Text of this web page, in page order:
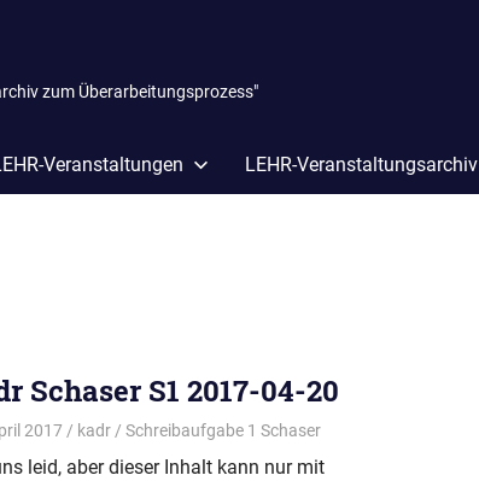
zum Überarbeitungsprozess"
Veranstaltungen LEHR-Veranstaltungsarchiv
Schaser S1 2017-04-20
2017 kadr Schreibaufgabe 1 Schaser
leid, aber dieser Inhalt kann nur mit